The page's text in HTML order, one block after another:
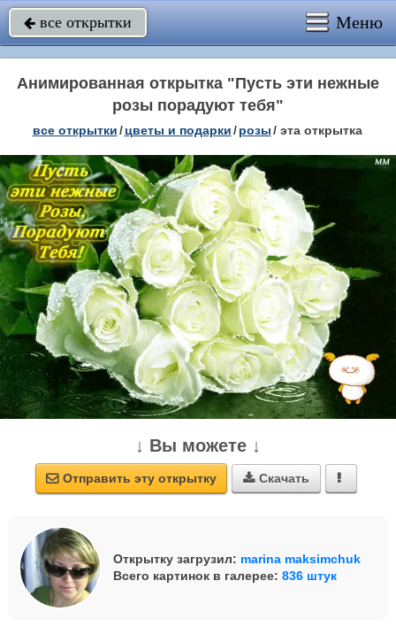
 все открытки Меню
Анимированная открытка "Пусть эти нежные
розы порадуют тебя"
все открытки/ цветы и подарки/ розы/ эта открытка
↓ Вы можете ↓
 Отправить эту открытку  Скачать 
Открытку загрузил: marina maksimchuk
Всего картинок в галерее: 836 штук